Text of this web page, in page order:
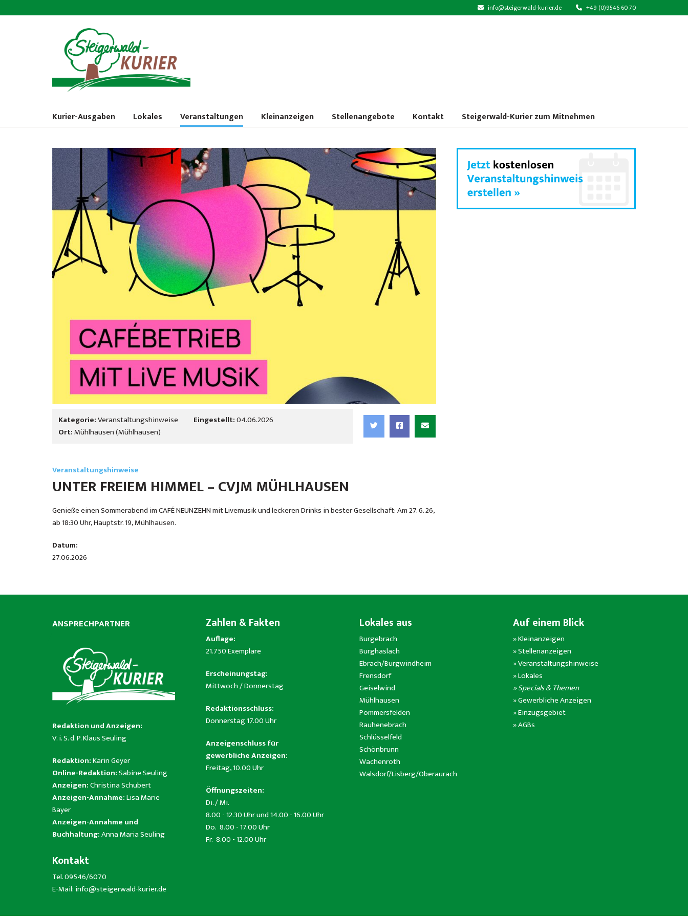
info@steigerwald-kurier.de +49 (0)9546 60 70
Kurier-Ausgaben Lokales Veranstaltungen Kleinanzeigen Stellenangebote Kontakt Steigerwald-Kurier zum Mitnehmen
Kategorie:Veranstaltungshinweise Eingestellt:04.06.2026
Ort:Mühlhausen (Mühlhausen)
Veranstaltungshinweise
UNTER FREIEM HIMMEL – CVJM MÜHLHAUSEN
Genieße einen Sommerabend im CAFÉ NEUNZEHN mit Livemusik und leckeren Drinks in bester Gesellschaft: Am 27. 6. 26,
ab 18:30 Uhr, Hauptstr. 19, Mühlhausen.
Datum:
27.06.2026
ANSPRECHPARTNER
Redaktion und Anzeigen:
V. i. S. d. P. Klaus Seuling
Redaktion:Karin Geyer
Online-Redaktion:Sabine Seuling
Anzeigen:Christina Schubert
Anzeigen-Annahme:Lisa Marie
Bayer
Anzeigen-Annahme und
Buchhaltung:Anna Maria Seuling
Kontakt
Tel. 09546/6070
E-Mail: info@steigerwald-kurier.de
Zahlen & Fakten
Auflage:
21.750 Exemplare
Erscheinungstag:
Mittwoch / Donnerstag
Redaktionsschluss:
Donnerstag 17.00 Uhr
Anzeigenschluss für
gewerbliche Anzeigen:
Freitag, 10.00 Uhr
Öffnungszeiten:
Di. / Mi.
8.00 - 12.30 Uhr und 14.00 - 16.00 Uhr
Do. 8.00 - 17.00 Uhr
Fr. 8.00 - 12.00 Uhr
Lokales aus
Burgebrach
Burghaslach
Ebrach/Burgwindheim
Frensdorf
Geiselwind
Mühlhausen
Pommersfelden
Rauhenebrach
Schlüsselfeld
Schönbrunn
Wachenroth
Walsdorf/Lisberg/Oberaurach
Auf einem Blick
»Kleinanzeigen
»Stellenanzeigen
»Veranstaltungshinweise
»Lokales
» Specials & Themen
»Gewerbliche Anzeigen
»Einzugsgebiet
»AGBs